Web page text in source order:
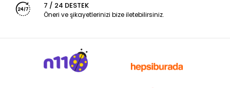
7 / 24 DESTEK
Öneri ve şikayetlerinizi bize iletebilirsiniz.